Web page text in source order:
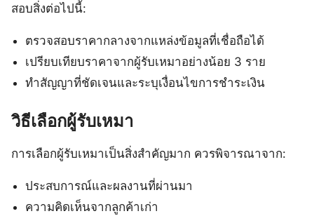
สอบสิ่งต่อไปนี้:
ตรวจสอบราคากลางจากแหล่งข้อมูลที่เชื่อถือได้
เปรียบเทียบราคาจากผู้รับเหมาอย่างน้อย 3 ราย
ทำสัญญาที่ชัดเจนและระบุเงื่อนไขการชำระเงิน
วิธีเลือกผู้รับเหมา
การเลือกผู้รับเหมาเป็นสิ่งสำคัญมาก ควรพิจารณาจาก:
ประสบการณ์และผลงานที่ผ่านมา
ความคิดเห็นจากลูกค้าเก่า